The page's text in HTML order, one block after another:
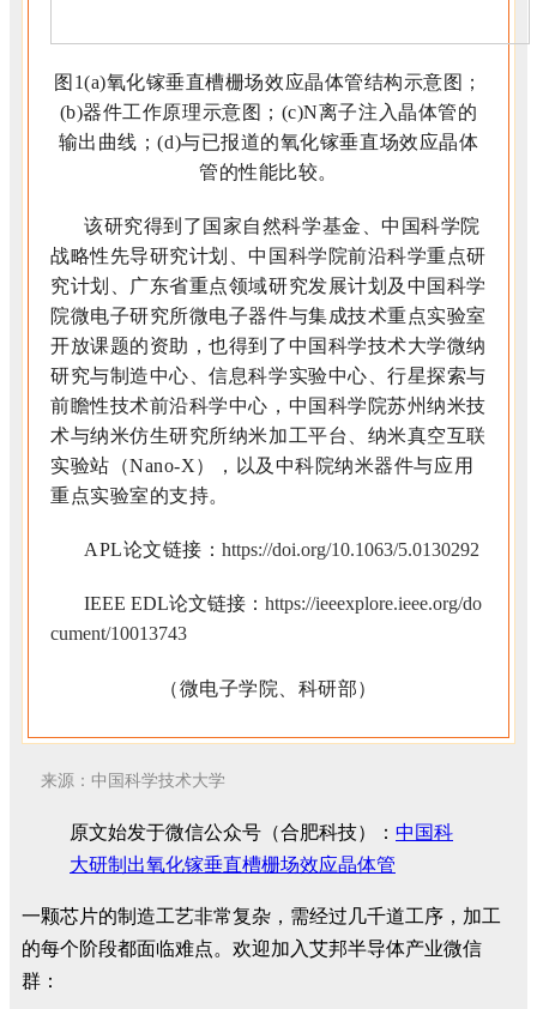
图1(a)氧化镓垂直槽栅场效应晶体管结构示意图；
(b)器件工作原理示意图；(c)N离子注入晶体管的
输出曲线；(d)与已报道的氧化镓垂直场效应晶体
管的性能比较。
该研究得到了国家自然科学基金、中国科学院
战略性先导研究计划、中国科学院前沿科学重点研
究计划、广东省重点领域研究发展计划及中国科学
院微电子研究所微电子器件与集成技术重点实验室
开放课题的资助，也得到了中国科学技术大学微纳
研究与制造中心、信息科学实验中心、行星探索与
前瞻性技术前沿科学中心，中国科学院苏州纳米技
术与纳米仿生研究所纳米加工平台、纳米真空互联
实验站（Nano-X），以及中科院纳米器件与应用
重点实验室的支持。
APL论文链接：https://doi.org/10.1063/5.0130292
IEEE EDL论文链接： https://ieeexplore.ieee.org/do
cument/10013743
（微电子学院、科研部）
来源：中国科学技术大学
原文始发于微信公众号（合肥科技）： 中国科
大研制出氧化镓垂直槽栅场效应晶体管
一颗芯片的制造工艺非常复杂，需经过几千道工序，加工
的每个阶段都面临难点。欢迎加入艾邦半导体产业微信
群：